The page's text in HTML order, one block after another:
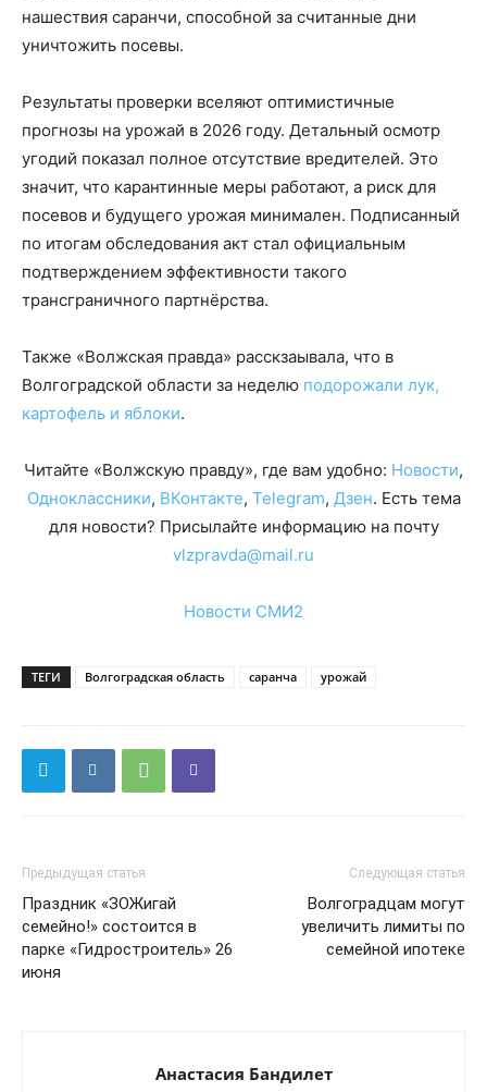
нашествия саранчи, способной за считанные дни
уничтожить посевы.
Результаты проверки вселяют оптимистичные
прогнозы на урожай в 2026 году. Детальный осмотр
угодий показал полное отсутствие вредителей. Это
значит, что карантинные меры работают, а риск для
посевов и будущего урожая минимален. Подписанный
по итогам обследования акт стал официальным
подтверждением эффективности такого
трансграничного партнёрства.
Также «Волжская правда» расскзаывала, что в
Волгоградской области за неделю подорожали лук,
картофель и яблоки.
Читайте «Волжскую правду», где вам удобно: Новости,
Одноклассники, ВКонтакте, Telegram, Дзен. Есть тема
для новости? Присылайте информацию на почту
vlzpravda@mail.ru
Новости СМИ2
ТЕГИ Волгоградская область саранча урожай
Предыдущая статья
Праздник «ЗОЖигай
семейно!» состоится в
парке «Гидростроитель» 26
июня
Следующая статья
Волгоградцам могут
увеличить лимиты по
семейной ипотеке
Анастасия Бандилет